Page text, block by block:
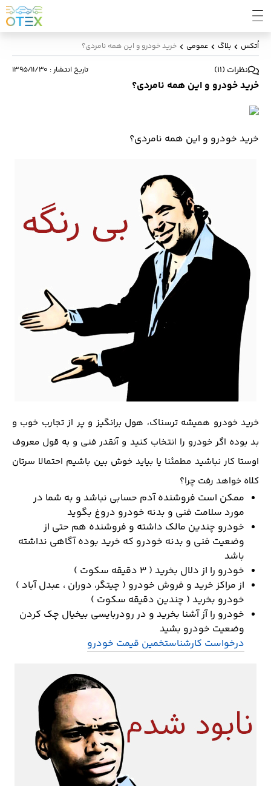
اُتکس بلاگ عمومی خرید خودرو و این همه نامردی؟
نظرات (
11
) تاریخ انتشار: ۱۳۹۵/۱۱/۳۰
خرید خودرو و این همه نامردی؟
خرید خودرو و این همه نامردی؟
خرید خودرو همیشه ترسناک، هول برانگیز و پر از تجارب خوب و
بد بوده اگر خودرو را انتخاب کنید و آنقدر فنی و به قول معروف
اوستا کار نباشید مطمئنا یا بیاید خوش بین باشیم احتمالا سرتان
کلاه خواهد رفت چرا؟
ممکن است فروشنده آدم حسابی نباشد و به شما در
مورد سلامت فنی و بدنه خودرو دروغ بگوید
خودرو چندین مالک داشته و فروشنده هم حتی از
وضعیت فنی و بدنه خودرو که خرید بوده آگاهی نداشته
باشد
خودرو را از دلال بخرید ( 3 دقیقه سکوت )
از مراکز خرید و فروش خودرو ( چیتگر، دوران ، عبدل آباد )
خودرو بخرید ( چندین دقیقه سکوت )
خودرو را آز آشنا بخرید و در رودربایسی بیخیال چک کردن
وضعیت خودرو بشید
درخواست کارشناستخمین قیمت خودرو